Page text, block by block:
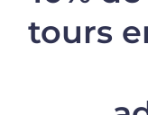
tours